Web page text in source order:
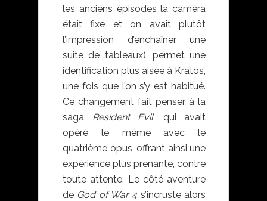
les anciens épisodes la caméra
était fixe et on avait plutôt
l’impression d’enchaîner une
suite de tableaux), permet une
identification plus aisée à Kratos,
une fois que l’on s’y est habitué.
Ce changement fait penser à la
saga Resident Evil, qui avait
opéré le même avec le
quatrième opus, offrant ainsi une
expérience plus prenante, contre
toute attente. Le côté aventure
de God of War 4 s’incruste alors